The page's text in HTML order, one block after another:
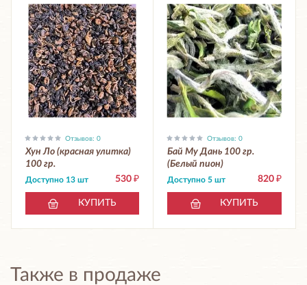
Отзывов: 0
Хун Ло (красная улитка)
100 гр.
530 ₽
Доступно 13 шт
КУПИТЬ
Отзывов: 0
Бай Му Дань 100 гр.
(Белый пион)
820 ₽
Доступно 5 шт
КУПИТЬ
Также в продаже